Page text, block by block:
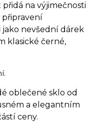
na výjimečnosti
připravení
nevšední dárek
klasické černé,
oblečené sklo od
a elegantním
ceny.